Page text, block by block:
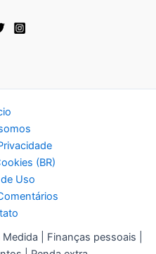
(BR)
Uso
| Finanças pessoais |